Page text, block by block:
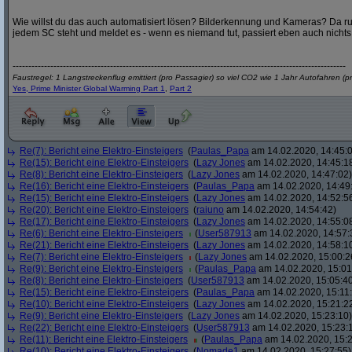
Wie willst du das auch automatisiert lösen? Bilderkennung und Kameras? Da
jedem SC steht und meldet es - wenn es niemand tut, passiert eben auch
----------------------------------------------------------------------------------------------------------
Faustregel: 1 Langstreckenflug emittiert (pro Passagier) so viel CO2 wie 1 Jahr Autofahren
Yes, Prime Minister Global Warming Part 1
Part 2
Re(7): Bericht eine Elektro-Einsteigers (Paulas_Papa am 14.02.2020,
Re(15): Bericht eine Elektro-Einsteigers (Lazy Jones am 14.02.2020,
Re(8): Bericht eine Elektro-Einsteigers (Lazy Jones am 14.02.2020, 14:47:02)
Re(16): Bericht eine Elektro-Einsteigers (Paulas_Papa am 14.02.2020,
Re(15): Bericht eine Elektro-Einsteigers (Lazy Jones am 14.02.2020,
Re(20): Bericht eine Elektro-Einsteigers (raiuno am 14.02.2020, 14:54:42)
Re(17): Bericht eine Elektro-Einsteigers (Lazy Jones am 14.02.2020,
Re(6): Bericht eine Elektro-Einsteigers
(User587913 am 14.02.2020,
Re(21): Bericht eine Elektro-Einsteigers (Lazy Jones am 14.02.2020,
Re(7): Bericht eine Elektro-Einsteigers
(Lazy Jones am 14.02.2020,
Re(9): Bericht eine Elektro-Einsteigers
(Paulas_Papa am 14.02.2020,
Re(8): Bericht eine Elektro-Einsteigers (User587913 am 14.02.2020,
Re(15): Bericht eine Elektro-Einsteigers (Paulas_Papa am 14.02.2020,
Re(10): Bericht eine Elektro-Einsteigers (Lazy Jones am 14.02.2020,
Re(9): Bericht eine Elektro-Einsteigers (Lazy Jones am 14.02.2020, 15:23:10)
Re(22): Bericht eine Elektro-Einsteigers (User587913 am 14.02.2020,
Re(11): Bericht eine Elektro-Einsteigers
(Paulas_Papa am 14.02.2020,